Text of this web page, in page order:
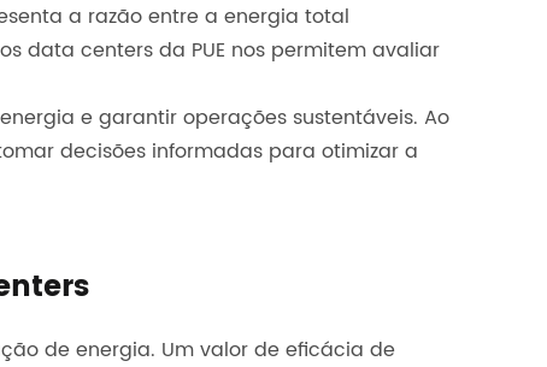
a razão entre a energia total
data centers da PUE nos permitem avaliar
e garantir operações sustentáveis. Ao
decisões informadas para otimizar a
de energia. Um valor de eficácia de